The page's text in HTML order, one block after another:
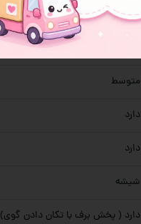
گوی موزیکال
متوسط
دارد
دارد
شیشه
دارد ( پخش برف با تکان دادن گوی)